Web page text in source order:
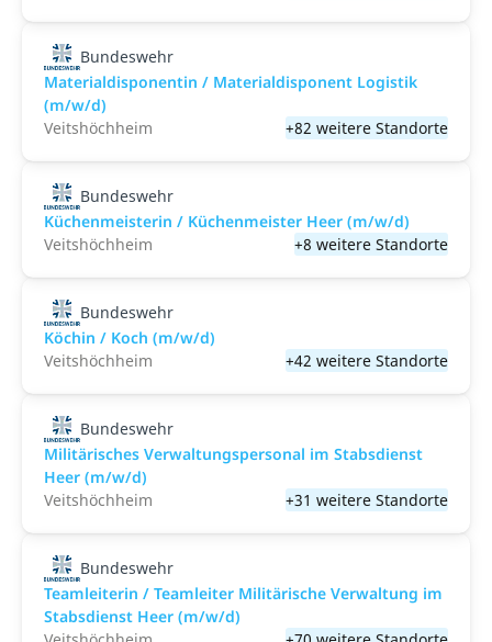
Bundeswehr
Materialdisponentin / Materialdisponent Logistik
(m/w/d)
Veitshöchheim
+82 weitere Standorte
Bundeswehr
Küchenmeisterin / Küchenmeister Heer (m/w/d)
Veitshöchheim
+8 weitere Standorte
Bundeswehr
Köchin / Koch (m/w/d)
Veitshöchheim
+42 weitere Standorte
Bundeswehr
Militärisches Verwaltungspersonal im Stabsdienst
Heer (m/w/d)
Veitshöchheim
+31 weitere Standorte
Bundeswehr
Teamleiterin / Teamleiter Militärische Verwaltung im
Stabsdienst Heer (m/w/d)